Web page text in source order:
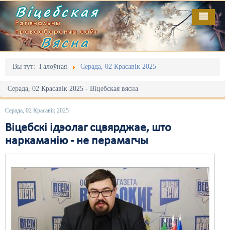
Віцебская
Рэгіянальны
праваабарончы сайт
Вясна
Вы тут: Галоўная Серада, 02 Красавік 2025
Серада, 02 Красавік 2025 - Віцебская вясна
Серада, 02 Красавік 2025
Віцебскі ідэолаг сцвярджае, што
наркаманію - не перамагчы
Галоўная
Адміністрацыйны перасьлед
Акцыі
Выбары
Грамадзянскія ініцыятывы
Дзяржава
Дыскрымінацыя
Затрыманьні
Карная псыхіятрыя
Выданьні
Відэа
Пра нас
RSS